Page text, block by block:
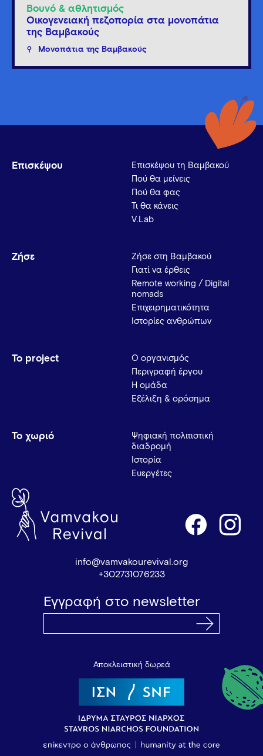
Βουνό & αθλητισμός
Οικογενειακή πεζοπορία στα μονοπάτια
της Βαμβακούς
Μονοπάτια της Βαμβακούς
Επισκέψου
Επισκέψου τη Βαμβακού
Πού θα μείνεις
Πού θα φας
Τι θα κάνεις
V.Lab
Ζήσε
Ζήσε στη Βαμβακού
Γιατί να έρθεις
Remote working / Digital
nomads
Επιχειρηματικότητα
Ιστορίες ανθρώπων
Το project
Ο οργανισμός
Περιγραφή έργου
Η ομάδα
Εξέλιξη & ορόσημα
Το χωριό
Ψηφιακή πολιτιστική
διαδρομή
Ιστορία
Ευεργέτες
info@vamvakourevival.org
+302731076233
Εγγραφή στο newsletter
Αποκλειστική δωρεά